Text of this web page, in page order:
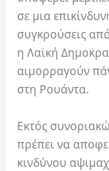
σε μια
συγκρούσεις
ηΛαϊκή
αιμορραγούν
στη Ρουάντα.
Εκτός
πρέπει να
κινδύνου